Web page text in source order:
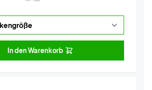
In den Warenkorb